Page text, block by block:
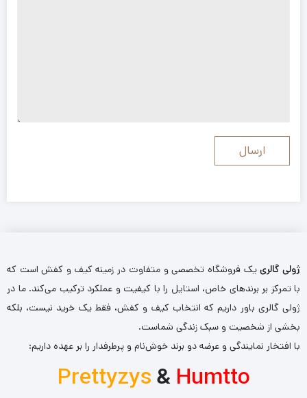
ژولی گالرییک فروشگاه تخصصی و متفاوت در زمینه کیف و کفش است که
با تمرکز بر برندهای خاص، استایل را با کیفیت و عملکرد ترکیب می‌کند. ما در
ژولی گالری باور داریم که انتخاب کیف و کفش، فقط یک خرید نیست، بلکه
بخشی از شخصیت و سبک زندگی شماست.
با افتخار نمایندگی و عرضه دو برند خوش‌نام و پرطرفدار را بر عهده داریم:
Prettyzys& Humtto